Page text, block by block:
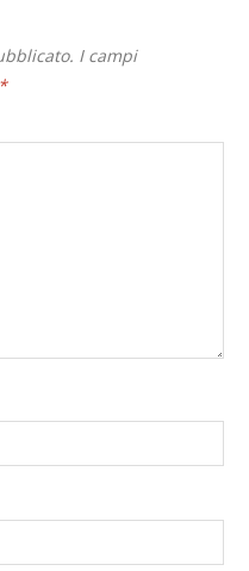
I campi
*